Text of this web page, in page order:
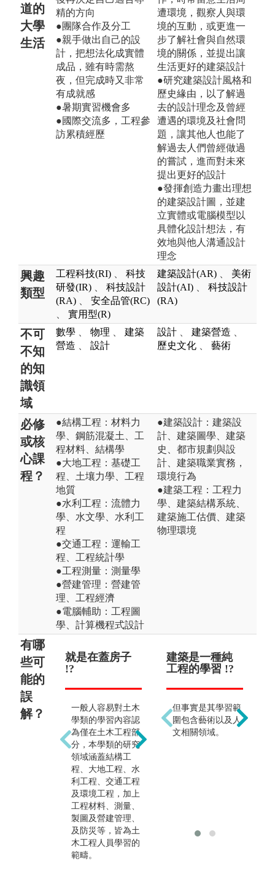
道的
大學
生活
精的方向
●團隊合作及分工
●親手做出自己的設
計，把想法化成實體
成品，雖有時需熬
夜，但完成時又非常
有成就感
●暑期實習機會多
●國際交流多，工程參
訪累積經歷
遭環境，觀察人與環
境的互動，或更進一
步了解社會與自然環
境的關係，並提出讓
生活更好的建築設計
●研究建築設計風格和
歷史緣由，以了解過
去的設計理念及曾經
遭遇的環境及社會問
題，讓其他人也能了
解過去人們曾經做過
的嘗試，進而對未來
提出更好的設計
●發揮創造力畫出理想
的建築設計圖，並建
立實體或電腦模型以
具體化設計想法，有
效地與他人溝通設計
理念
興趣
類型
工程科技(RI)
科技
研發(IR)
科技設計
(RA)
安全品管(RC)
實用型(R)
建築設計(AR)
美術
設計(AI)
科技設計
(RA)
不可
不知
的知
識領
域
數學 物理
建築
營造
設計
設計 建築營造
歷史文化
藝術
必修
或核
心課
程？
●結構工程：材料力
學、鋼筋混凝土、工
程材料、結構學
●大地工程：基礎工
程、土壤力學、工程
地質
●水利工程：流體力
學、水文學、水利工
程
●交通工程：運輸工
程、工程統計學
●工程測量：測量學
●營建管理：營建管
理、工程經濟
●電腦輔助：工程圖
學、計算機程式設計
●建築設計：建築設
計、建築圖學、建築
史、都市規劃與設
計、建築職業實務，
環境行為
●建築工程：工程力
學、建築結構系統、
建築施工估價、建築
物理環境
有哪
些可
能的
誤
解？
就是在蓋房子
!?
一般人容易對土木
學類的學習內容認
為僅在土木工程部
分，本學類的研究
領域涵蓋結構工
程、大地工程、水
利工程、交通工程
及環境工程，加上
工程材料、測量、
製圖及營建管理、
及防災等，皆為土
木工程人員學習的
範疇。
就是傳統產業
!?
土木工程包括結
構、大地、環境、
水利、營建管理、
術來解決土木工程
建築是一種純
工程的學習 !?
但事實是其學習範
圍包含藝術以及人
文相關領域。